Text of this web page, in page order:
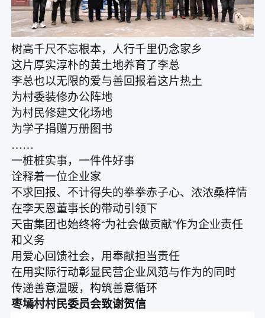
树高千尺不忘根本，人行千里仍念家乡
这片厚实淳朴的黄土地养育了李总
李总也以无限的爱与善回报着这片热土
为村委装修办公阵地
为村民修建文化场地
为学子捐赠万册图书
……
一桩桩实事，一件件好事
诠释着一位企业家
不求回报、不计得失的拳拳赤子心、浓浓桑梓情
在李天恩董事长的带动引领下
天宙集团也始终将“为社会做贡献”作为企业责任
和义务
用爱心回馈社会，用奉献担当责任
在用实际行动彰显民营企业风范与作为的同时
传递善意温暖，构筑善意循环
枣墕村村民委员会致谢贺信